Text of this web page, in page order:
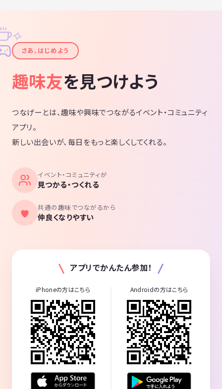
✦
✧
さあ、はじめよう
趣味友を見つけよう
つなげーとは、趣味や興味でつながるイベント・コミュニティ
アプリ。
新しい出会いが、毎日をもっと楽しくしてくれる。
イベント・コミュニティが
見つかる・つくれる
共通の趣味でつながるから
仲良くなりやすい
アプリでかんたん参加！
iPhoneの方はこちら Androidの方はこちら